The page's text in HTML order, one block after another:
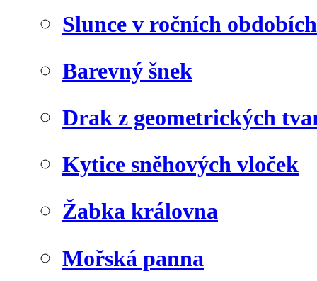
Slunce v ročních obdobích
Barevný šnek
Drak z geometrických
Kytice sněhových vloček
Žabka královna
Mořská panna